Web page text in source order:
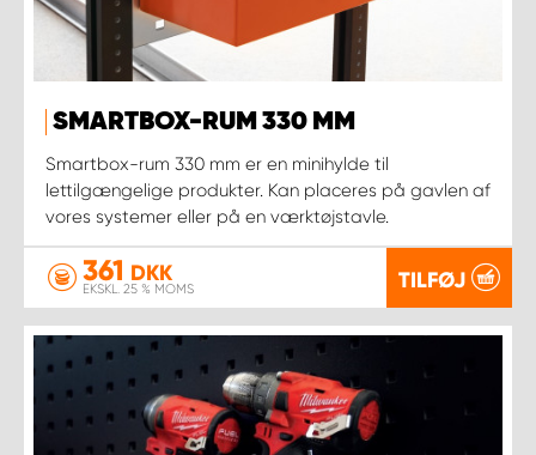
SMARTBOX-RUM 330 MM
Smartbox-rum 330 mm er en minihylde til
lettilgængelige produkter. Kan placeres på gavlen af
vores systemer eller på en værktøjstavle.
361 DKK
EKSKL. 25 % MOMS TILFØJ